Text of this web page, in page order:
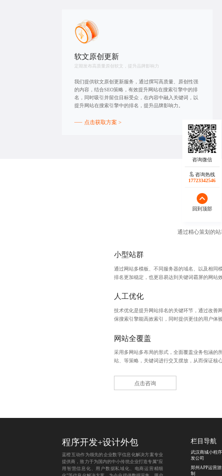
软文原创更新
定期发布高质量原创软文，提升品牌影响力
我们提供软文原创更新服务，通过撰写高质量、原创性强
的内容，结合SEO策略，有效提升网站在搜索引擎中的排
名，同时吸引并留住目标受众，在内容中融入关键词，以
提升网站在搜索引擎中的排名，提升品牌影响力。
点击获取方案 >
通过精心策划的
小型站群
通过网站多模板、不同服务器的域名、以及相同
排名更加稳定，也更容易达到关键词霸屏的网站
人工优化
技术优化是提升网站排名的关键环节，通过改善
保搜索引擎能高效索引，同时提供更佳的用户体
网站全覆盖
采用多网站多布局的形式，全面覆盖业务包涵的
站、等策略，关键词进行交叉摆放，从而保证核
点击咨询
咨询热线
17723342546
回到顶部
程序开发+设计外包
蓝橙互动作为领先的企业数字信息化解决方案专业
提供商，致力于为国内的中小传统企业打造专属“应
用智慧信息化、用户数据私域化、电商运营精细
栏目导航
武汉商城小程
发公司
郑州APP运营
制